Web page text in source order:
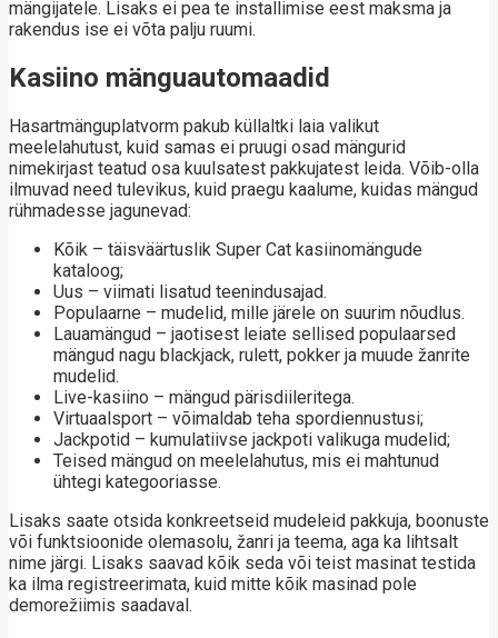
mängijatele. Lisaks ei pea te installimise eest maksma ja
rakendus ise ei võta palju ruumi.
Kasiino mänguautomaadid
Hasartmänguplatvorm pakub küllaltki laia valikut
meelelahutust, kuid samas ei pruugi osad mängurid
nimekirjast teatud osa kuulsatest pakkujatest leida. Võib-olla
ilmuvad need tulevikus, kuid praegu kaalume, kuidas mängud
rühmadesse jagunevad:
Kõik – täisväärtuslik Super Cat kasiinomängude
kataloog;
Uus – viimati lisatud teenindusajad.
Populaarne – mudelid, mille järele on suurim nõudlus.
Lauamängud – jaotisest leiate sellised populaarsed
mängud nagu blackjack, rulett, pokker ja muude žanrite
mudelid.
Live-kasiino – mängud pärisdiileritega.
Virtuaalsport – võimaldab teha spordiennustusi;
Jackpotid – kumulatiivse jackpoti valikuga mudelid;
Teised mängud on meelelahutus, mis ei mahtunud
ühtegi kategooriasse.
Lisaks saate otsida konkreetseid mudeleid pakkuja, boonuste
või funktsioonide olemasolu, žanri ja teema, aga ka lihtsalt
nime järgi. Lisaks saavad kõik seda või teist masinat testida
ka ilma registreerimata, kuid mitte kõik masinad pole
demorežiimis saadaval.